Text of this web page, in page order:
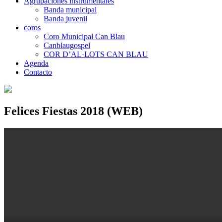
Banda municipal
Banda juvenil
coros
Coro Municipal Can Blau
Canblaugospel
COR D’AL·LOTS CAN BLAU
Agenda
Contacto
Felices Fiestas 2018 (WEB)